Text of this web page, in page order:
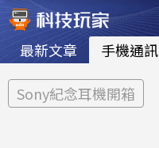
最新文章 手機通訊
Sony紀念耳機開箱